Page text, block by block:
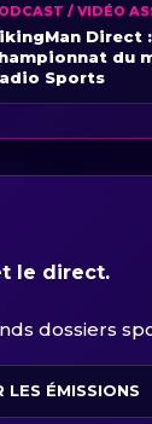
/ VIDÉO
Direct
du
Sports
le direct.
dossiers
LES ÉMISSIONS